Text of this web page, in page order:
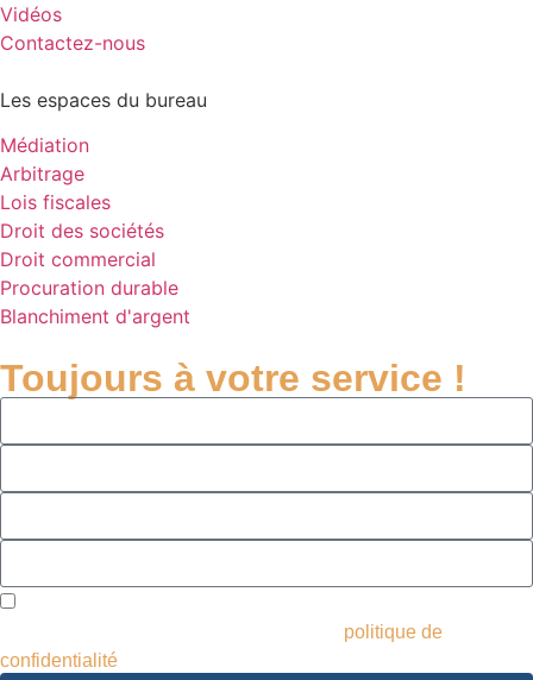
Vidéos
Contactez-nous
Les espaces du bureau
Médiation
Arbitrage
Lois fiscales
Droit des sociétés
Droit commercial
Procuration durable
Blanchiment d'argent
Toujours à votre service !
politique de
confidentialité